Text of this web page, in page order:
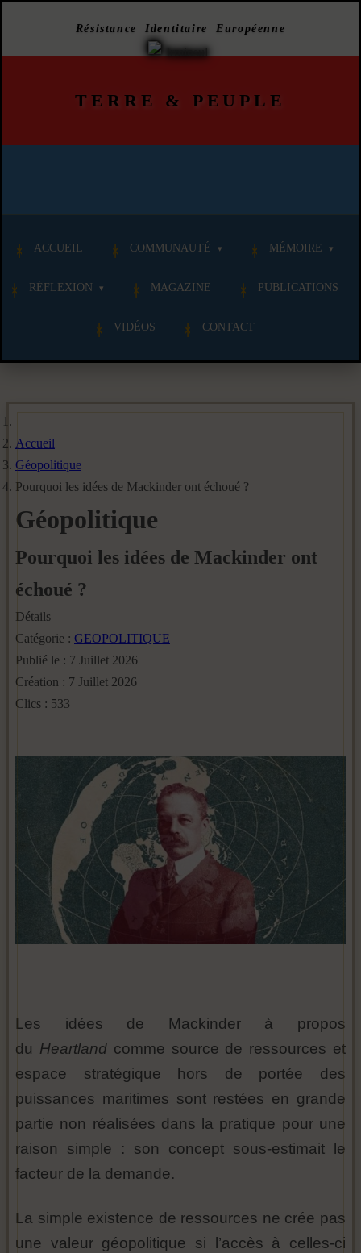
Résistance Identitaire Européenne
TERRE & PEUPLE
ACCUEIL COMMUNAUTÉ MÉMOIRE
RÉFLEXION MAGAZINE PUBLICATIONS
VIDÉOS CONTACT
Accueil
Géopolitique
Pourquoi les idées de Mackinder ont échoué ?
Géopolitique
Pourquoi les idées de Mackinder ont
échoué ?
Détails
Catégorie : GEOPOLITIQUE
Publié le : 7 Juillet 2026
Création : 7 Juillet 2026
Clics : 533
Les idées de Mackinder à propos
du Heartland comme source de ressources et
espace stratégique hors de portée des
puissances maritimes sont restées en grande
partie non réalisées dans la pratique pour une
raison simple : son concept sous-estimait le
facteur de la demande.
La simple existence de ressources ne crée pas
une valeur géopolitique si l’accès à celles-ci